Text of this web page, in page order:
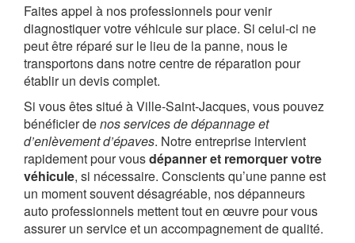
Faites appel à nos professionnels pour venir
diagnostiquer votre véhicule sur place. Si celui-ci ne
peut être réparé sur le lieu de la panne, nous le
transportons dans notre centre de réparation pour
établir un devis complet.
Si vous êtes situé à Ville-Saint-Jacques, vous pouvez
bénéficier denos services de dépannage et
d’enlèvement d’épaves. Notre entreprise intervient
rapidement pour vousdépanner et remorquer votre
véhicule, si nécessaire. Conscients qu’une panne est
un moment souvent désagréable, nos dépanneurs
auto professionnels mettent tout en œuvre pour vous
assurer un service et un accompagnement de qualité.